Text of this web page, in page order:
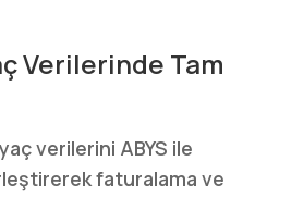
Verilerinde Tam
verilerini ABYS ile
faturalama ve